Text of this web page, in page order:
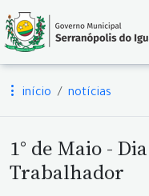
início notícias
1° de Maio -
Trabalhador